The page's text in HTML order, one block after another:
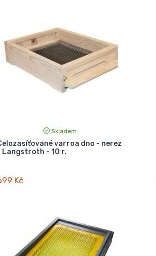
Skladem
varroa dno - nerez
Langstroth - 10 r.
Kč